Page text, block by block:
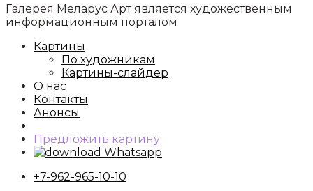
Галерея Меларус Арт является художественным
информационным порталом
Картины
По художникам
Картины-слайдер
О нас
Контакты
Анонсы
Предложить картину
Whatsapp
+7-962-965-10-10